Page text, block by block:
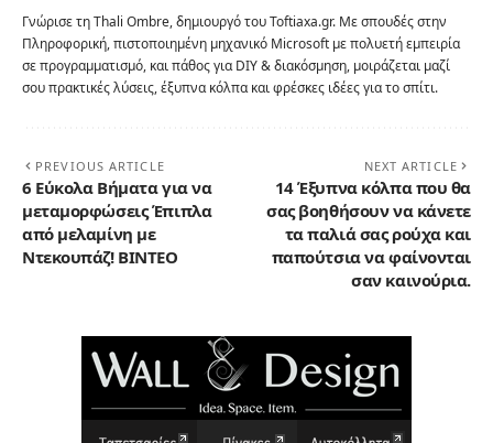
Γνώρισε τη Thali Ombre, δημιουργό του Toftiaxa.gr. Με σπουδές στην
Πληροφορική, πιστοποιημένη μηχανικό Microsoft με πολυετή εμπειρία
σε προγραμματισμό, και πάθος για DIY & διακόσμηση, μοιράζεται μαζί
σου πρακτικές λύσεις, έξυπνα κόλπα και φρέσκες ιδέες για το σπίτι.
PREVIOUS ARTICLE
6 Εύκολα Βήματα για να
μεταμορφώσεις Έπιπλα
από μελαμίνη με
Ντεκουπάζ! ΒΙΝΤΕΟ
NEXT ARTICLE
14 Έξυπνα κόλπα που θα
σας βοηθήσουν να κάνετε
τα παλιά σας ρούχα και
παπούτσια να φαίνονται
σαν καινούρια.